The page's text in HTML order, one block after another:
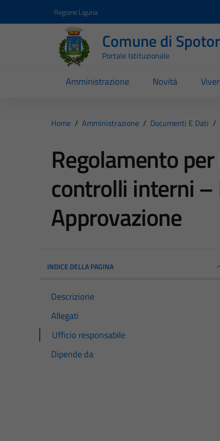
Regione Liguria
Comune di
Portale Istituzionale
Amministrazione Novità
Home / Amministrazione / Documenti E Dati /
Regolamento
controlli interni
Approvazione
INDICE DELLA PAGINA
Descrizione
Allegati
Ufficio responsabile
Dipende da